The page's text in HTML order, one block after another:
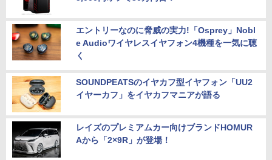
エントリーなのに脅威の実力!「Osprey」Nobl
e Audioワイヤレスイヤフォン4機種を一気に聴
く
SOUNDPEATSのイヤカフ型イヤフォン「UU2
イヤーカフ」をイヤカフマニアが語る
レイズのプレミアムカー向けブランドHOMUR
Aから「2×9R」が登場！